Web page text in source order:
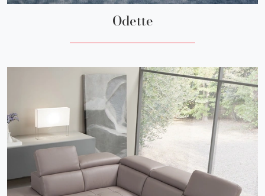
Odette